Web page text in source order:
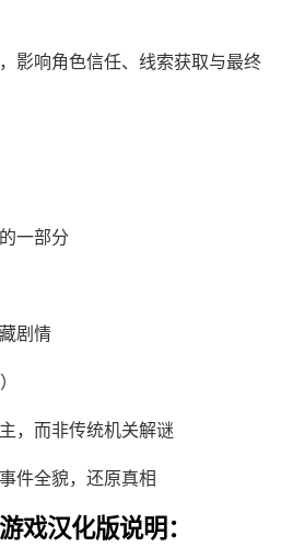
影响角色信任、线索获取与最终
一部分
剧情
，而非传统机关解谜
件全貌，还原真相
戏汉化版说明：